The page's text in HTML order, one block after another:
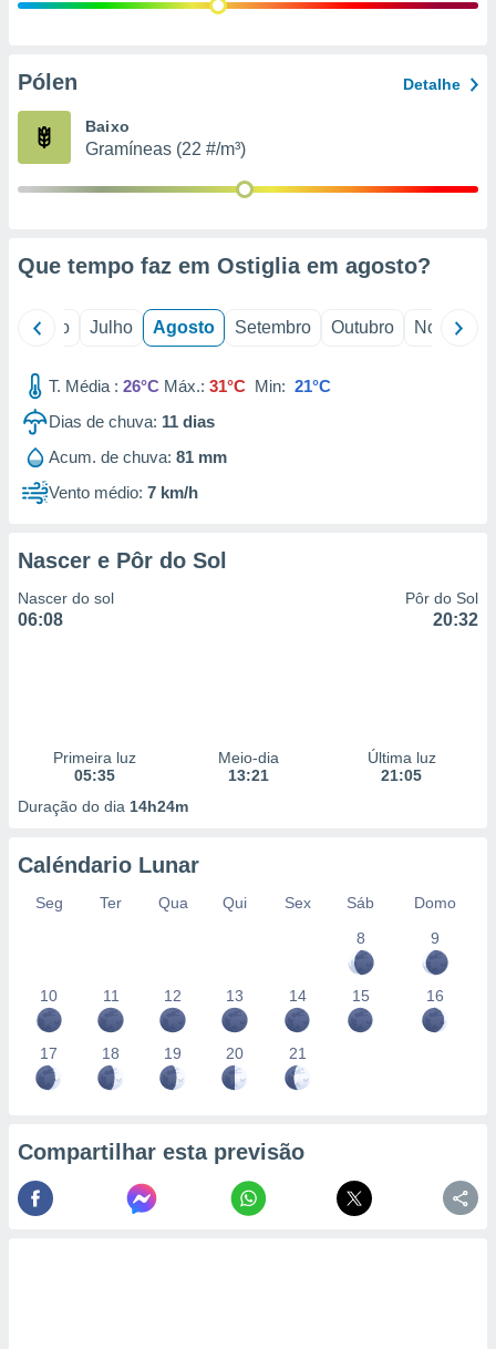
e
Pólen Detalhe
Baixo
Gramíneas (22 #/m³)
Que tempo faz em Ostiglia em agosto?
Junho Julho Agosto Setembro Outubro Novembro
T. Média : 26°C Máx.: 31°C Min: 21°C
Dias de chuva: 11 dias
Acum. de chuva: 81 mm
Vento médio: 7 km/h
Nascer e Pôr do Sol
Nascer do sol
06:08
Pôr do Sol
20:32
Primeira luz
05:35
Meio-dia
13:21
Última luz
21:05
Duração do dia 14h24m
Caléndario Lunar
Seg Ter Qua Qui Sex Sáb
Domo
8
9
10 11 12 13 14 15 16
17 18 19 20 21
Compartilhar esta previsão